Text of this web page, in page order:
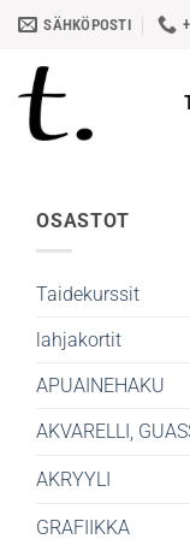
Skip
content
SÄHKÖPOSTI
OSASTOT
Taidekurssit
lahjakortit
APUAINEHAKU
AKVARELLI,
AKRYYLI
GRAFIIKKA